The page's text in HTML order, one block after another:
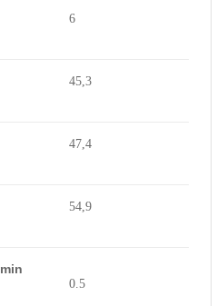
6
45,3
47,4
54,9
0.5